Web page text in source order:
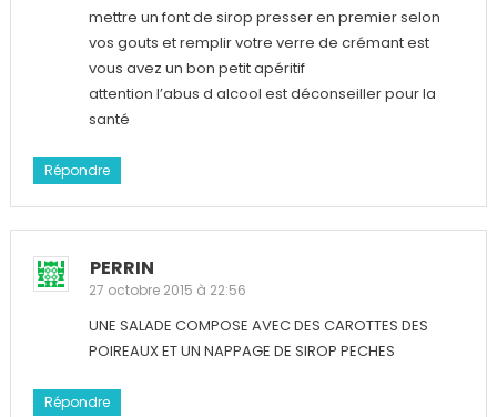
mettre un font de sirop presser en premier selon
vos gouts et remplir votre verre de crémant est
vous avez un bon petit apéritif
attention l’abus d alcool est déconseiller pour la
santé
Répondre
PERRIN
27 octobre 2015 à 22:56
UNE SALADE COMPOSE AVEC DES CAROTTES DES
POIREAUX ET UN NAPPAGE DE SIROP PECHES
Répondre